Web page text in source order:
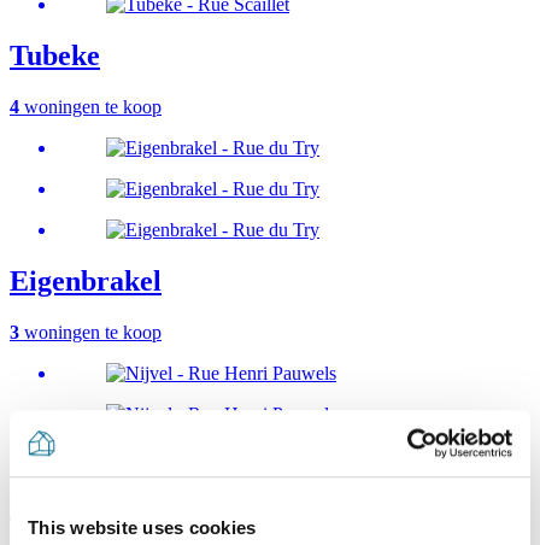
This website uses cookies
Tubeke
4 woningen te koop
Eigenbrakel
3 woningen te koop